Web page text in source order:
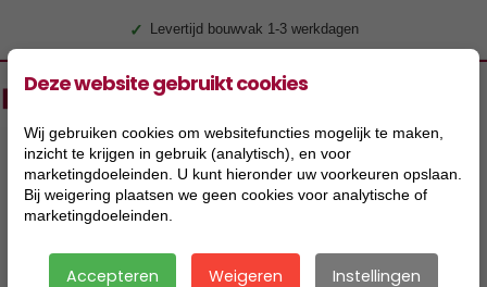
Al meer dan 100 jaar specialist in zand & grind
Deze website gebruikt cookies
Wij gebruiken cookies om websitefuncties mogelijk te maken,
inzicht te krijgen in gebruik (analytisch), en voor
marketingdoeleinden. U kunt hieronder uw voorkeuren opslaan.
Bij weigering plaatsen we geen cookies voor analytische of
marketingdoeleinden.
Accepteren Weigeren Instellingen